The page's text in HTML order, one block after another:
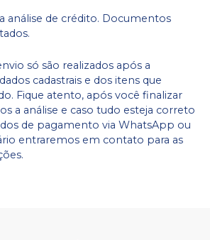
análise de crédito. Documentos
só são realizados após a
cadastrais e dos itens que
Fique atento, após você finalizar
a análise e caso tudo esteja correto
de pagamento via WhatsApp ou
entraremos em contato para as